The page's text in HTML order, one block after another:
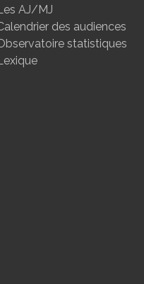
AJ/MJ
des audiences
statistiques